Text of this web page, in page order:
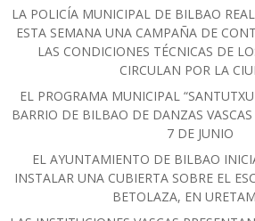
LA POLICÍA MUNICIPAL DE BILBAO
ESTA SEMANA UNA CAMPAÑA DE
LAS CONDICIONES TÉCNICAS DE
CIRCULAN POR LA
EL PROGRAMA MUNICIPAL
BARRIO DE BILBAO DE DANZAS
7 DE JUNIO
EL AYUNTAMIENTO DE BILBAO
INSTALAR UNA CUBIERTA SOBRE EL
BETOLAZA, EN